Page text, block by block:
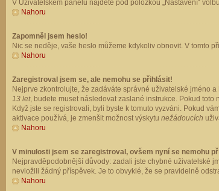
V Uživatelském panelu najdete pod položkou „Nastavení“ volbu
Nahoru
Zapomněl jsem heslo!
Nic se neděje, vaše heslo můžeme kdykoliv obnovit. V tomto
Nahoru
Zaregistroval jsem se, ale nemohu se přihlásit!
Nejprve zkontrolujte, že zadáváte správné uživatelské jméno
13 let, budete muset následovat zaslané instrukce. Pokud
Když jste se registrovali, byli byste k tomuto vyzváni. Pokud
aktivace používá, je zmenšit možnost výskytu nežádoucích
Nahoru
V minulosti jsem se zaregistroval, ovšem nyní se nemohu
Nejpravděpodobnější důvody: zadali jste chybné uživatelské
nevložili žádný příspěvek. Je to obvyklé, že se pravidelně
Nahoru